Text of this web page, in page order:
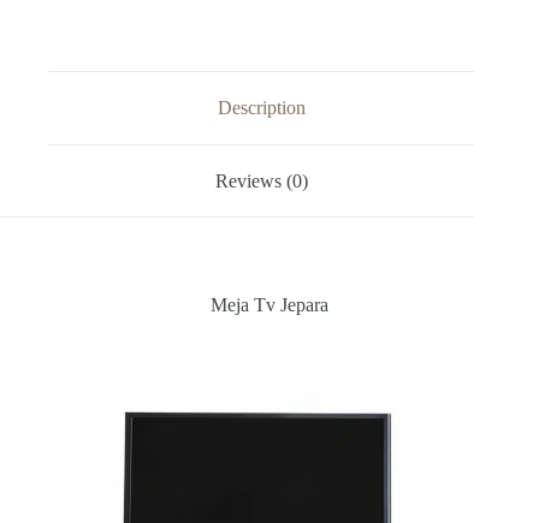
Description
Reviews (0)
Meja Tv Jepara